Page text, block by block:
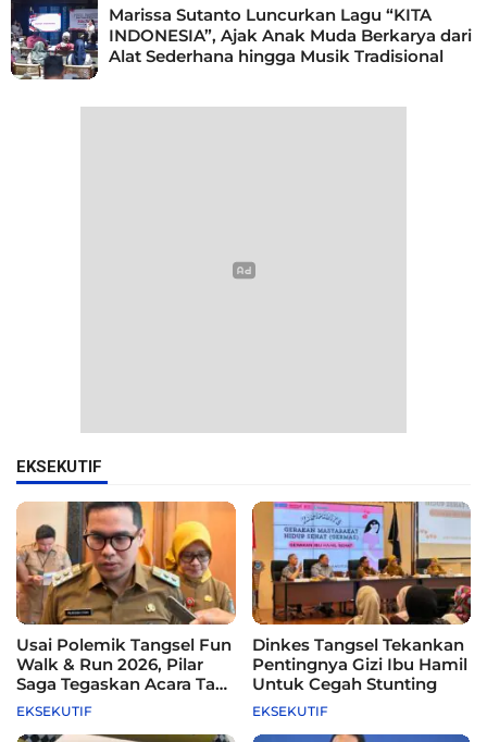
Marissa Sutanto Luncurkan Lagu “KITA
INDONESIA”, Ajak Anak Muda Berkarya dari
Alat Sederhana hingga Musik Tradisional
EKSEKUTIF
Usai Polemik Tangsel Fun
Walk & Run 2026, Pilar
Saga Tegaskan Acara Tak
Difasilitasi Pemkot
EKSEKUTIF
Dinkes Tangsel Tekankan
Pentingnya Gizi Ibu Hamil
Untuk Cegah Stunting
EKSEKUTIF